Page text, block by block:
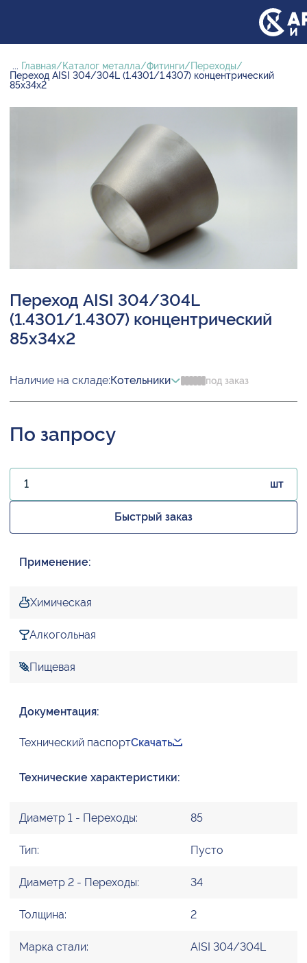
... Главная Каталог металла Фитинги
Переходы
Переход AISI 304/304L (1.4301/1.4307) концентрический
85х34х2
Переход AISI 304/304L
(1.4301/1.4307) концентрический
85х34х2
Наличие на складе:Котельники под заказ
По запросу
шт
Быстрый заказ
Применение:
Химическая
Алкогольная
Пищевая
Документация:
Технический паспортСкачать
Технические характеристики:
Диаметр 1 - Переходы: 85
Тип: Пусто
Диаметр 2 - Переходы: 34
Толщина: 2
Марка стали: AISI 304/304L